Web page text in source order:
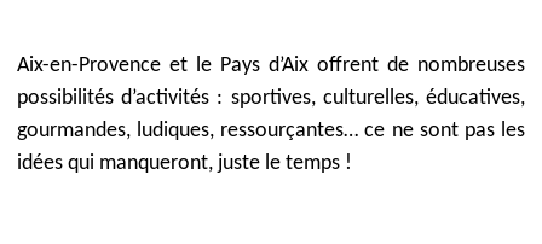
Aix-en-Provence et le Pays d’Aix offrent de nombreuses
possibilités d’activités : sportives, culturelles, éducatives,
gourmandes, ludiques, ressourçantes… ce ne sont pas les
idées qui manqueront, juste le temps !